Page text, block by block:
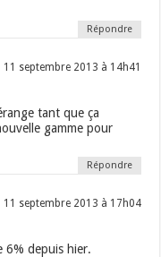
Répondre
11 septembre 2013 à 14h41
tant que ça
gamme pour
Répondre
11 septembre 2013 à 17h04
6% depuis hier.